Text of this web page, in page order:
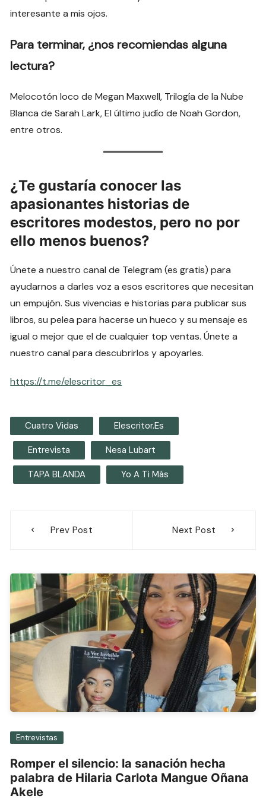
interesante a mis ojos.
Para terminar, ¿nos recomiendas alguna
lectura?
Melocotón loco de Megan Maxwell, Trilogía de la Nube
Blanca de Sarah Lark, El último judío de Noah Gordon,
entre otros.
¿Te gustaría conocer las
apasionantes historias de
escritores modestos, pero no por
ello menos buenos?
Únete a nuestro canal de Telegram (es gratis) para
ayudarnos a darles voz a esos escritores que necesitan
un empujón. Sus vivencias e historias para publicar sus
libros, su pelea para hacerse un hueco y su mensaje es
igual o mejor que el de cualquier top ventas. Únete a
nuestro canal para descubrirlos y apoyarles.
https://t.me/elescritor_es
Cuatro Vidas Elescritor.es
Entrevista Nesa Lubart
TAPA BLANDA Yo A Ti Más
Prev Post Next Post
Entrevistas
Romper el silencio: la sanación hecha
palabra de Hilaria Carlota Mangue Oñana
Akele